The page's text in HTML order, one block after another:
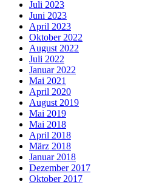
Juli 2023
Juni 2023
April 2023
Oktober 2022
August 2022
Juli 2022
Januar 2022
Mai 2021
April 2020
August 2019
Mai 2019
Mai 2018
April 2018
März 2018
Januar 2018
Dezember 2017
Oktober 2017